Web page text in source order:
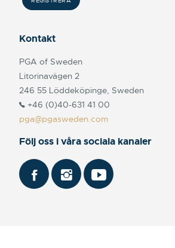
Kontakt
PGA of Sweden
Litorinavägen 2
246 55 Löddeköpinge, Sweden
+46 (0)40-631 41 00
pga@pgasweden.com
Följ oss i våra sociala kanaler